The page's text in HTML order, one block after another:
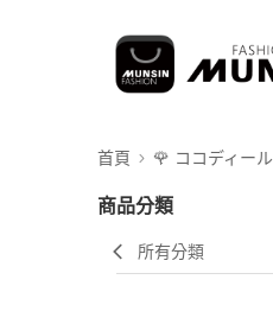
首頁 🌹 ココディール
商品分類
所有分類